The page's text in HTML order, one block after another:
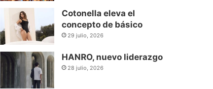
Cotonella eleva el
concepto de básico
29 julio, 2026
HANRO, nuevo liderazgo
28 julio, 2026